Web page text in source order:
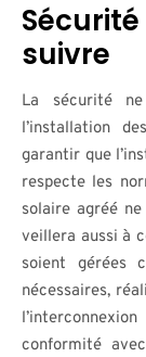
suivre
La sécurité
l’installation
garantir que
respecte les
solaire agréé
veillera aussi à
soient gérées
nécessaires,
conformité